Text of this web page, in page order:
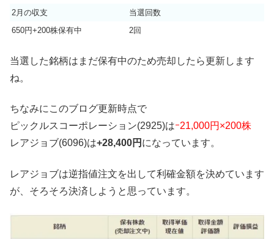
2月の収支
当選回数
650円+200株保有中
2回
当選した銘柄はまだ保有中のため売却したら更新します
ね。
ちなみにこのブログ更新時点で
ピックルスコーポレーション(2925)はｰ21,000円×200株
レアジョブ(6096)は+28,400円 になっています。
レアジョブは逆指値注文を出して利確金額を決めています
が、そろそろ決済しようと思っています。